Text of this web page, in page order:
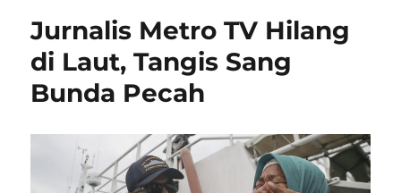
Jurnalis Metro TV Hilang
di Laut, Tangis Sang
Bunda Pecah